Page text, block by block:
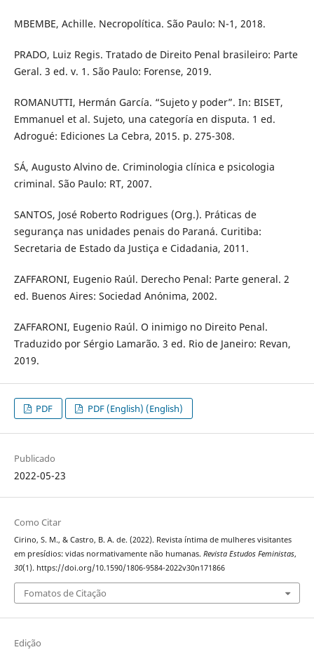
MBEMBE, Achille. Necropolítica. São Paulo: N-1, 2018.
PRADO, Luiz Regis. Tratado de Direito Penal brasileiro: Parte
Geral. 3 ed. v. 1. São Paulo: Forense, 2019.
ROMANUTTI, Hermán García. “Sujeto y poder”. In: BISET,
Emmanuel et al. Sujeto, una categoría en disputa. 1 ed.
Adrogué: Ediciones La Cebra, 2015. p. 275-308.
SÁ, Augusto Alvino de. Criminologia clínica e psicologia
criminal. São Paulo: RT, 2007.
SANTOS, José Roberto Rodrigues (Org.). Práticas de
segurança nas unidades penais do Paraná. Curitiba:
Secretaria de Estado da Justiça e Cidadania, 2011.
ZAFFARONI, Eugenio Raúl. Derecho Penal: Parte general. 2
ed. Buenos Aires: Sociedad Anónima, 2002.
ZAFFARONI, Eugenio Raúl. O inimigo no Direito Penal.
Traduzido por Sérgio Lamarão. 3 ed. Rio de Janeiro: Revan,
2019.
PDF PDF (English) (English)
Publicado
2022-05-23
Como Citar
Cirino, S. M., & Castro, B. A. de. (2022). Revista íntima de mulheres visitantes
em presídios: vidas normativamente não humanas. Revista Estudos Feministas,
30(1). https://doi.org/10.1590/1806-9584-2022v30n171866
Fomatos de Citação
Edição